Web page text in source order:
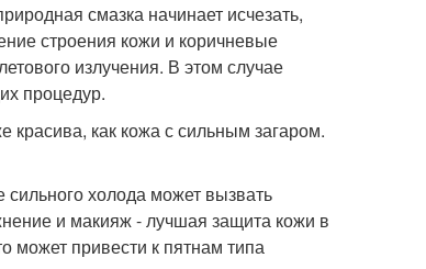
смазка начинает исчезать,
строения кожи и коричневые
излучения. В этом случае
процедур.
красива, как кожа с сильным загаром.
холода может вызвать
и макияж - лучшая защита кожи в
может привести к пятнам типа